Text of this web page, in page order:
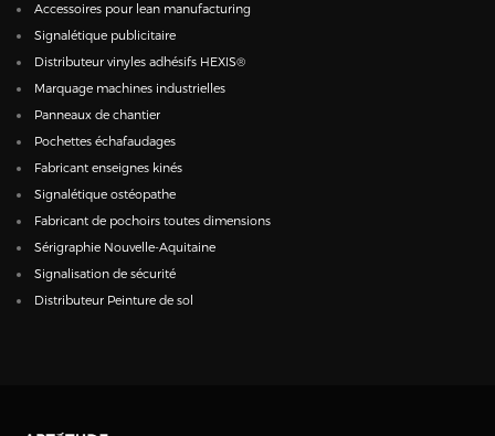
Accessoires pour lean manufacturing
Signalétique publicitaire
Distributeur vinyles adhésifs HEXIS®
Marquage machines industrielles
Panneaux de chantier
Pochettes échafaudages
Fabricant enseignes kinés
Signalétique ostéopathe
Fabricant de pochoirs toutes dimensions
Sérigraphie Nouvelle-Aquitaine
Signalisation de sécurité
Distributeur Peinture de sol